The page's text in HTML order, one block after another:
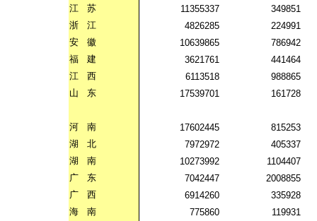
江
苏 11355337
349851
浙
江 4826285
224991
安
徽 10639865
786942
福
建 3621761
441464
江
西 6113518
988865
山
东 17539701 161728
河 南 17602445
815253
湖
北 7972972
405337
湖
南 10273992
1104407
广
东 7042447
2008855
广
西 6914260
335928
海
南 775860 119931